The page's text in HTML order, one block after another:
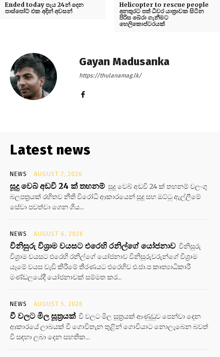
Ended today පැය 24න් දෙන
පාස්පෝට් එක අදින් අවසන්
Helicopter to rescue people
අනතුරට පත් ධීවර යාත්‍රාවක සිටින
පිරිස බේරා ගැනීමට
හෙලිකොප්ටරයක්
Gayan Madusanka
https://thulanamag.lk/
Latest news
NEWS AUGUST 7, 2026
සූදු වෙබ් අඩවි 24 ක් තහනම් සූදු වෙබ් අඩවි 24 ක් තහනම් වලංගු
බලපත්‍රයක් රහිතව නීති විරෝධි ආකාරයෙන් සූදු සහ ඔට්ටු ඇල්ලීමේ
සේවා පවත්වා ගෙන ගිය...
NEWS AUGUST 6, 2026
විනිසුරු විශ්‍රාම වයසට එරෙහි රනිල්ගේ යෝජනාව විනිසුරු
විශ්‍රාම වයසට එරෙහි රනිල්ගේ යෝජනාව විනිසුරුවරුන්ගේ විශ්‍රාම
යෑමේ වයස වැඩි කිරීමේ තීරණයට එරෙහිව එ.ජා.ප කෘත්‍යාධිකාරී
මණ්ඩලයේදී යෝජනාවක් සම්මත කර...
NEWS AUGUST 5, 2026
වී වලට මිල සූත්‍රයක් වී වලට මිල සූත්‍රයක් ආණුඩුව පෙන්වා දෙන
ආකාරයේ ලාබයක් වී ගොවිතැන තුළින් ගොවියාට නොලැබෙන බවත්
වී සඳහා ලබා දෙන සහතික...